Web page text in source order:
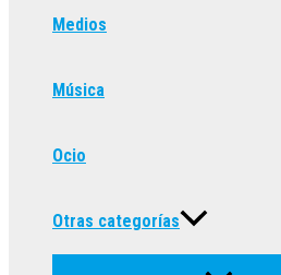
Medios
Música
Ocio
Otras categorías